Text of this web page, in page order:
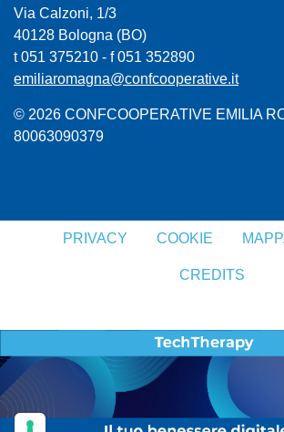
Via Calzoni, 1/3
40128 Bologna (BO)
t 051 375210 - f 051 352890
emiliaromagna@confcooperative.it
© 2026 CONFCOOPERATIVE EMILIA
80063090379
PRIVACY COOKIE
CREDITS